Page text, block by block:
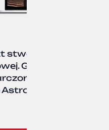
stworzony dla
Grafiki oraz
przez klienta.
TailwindCSS,